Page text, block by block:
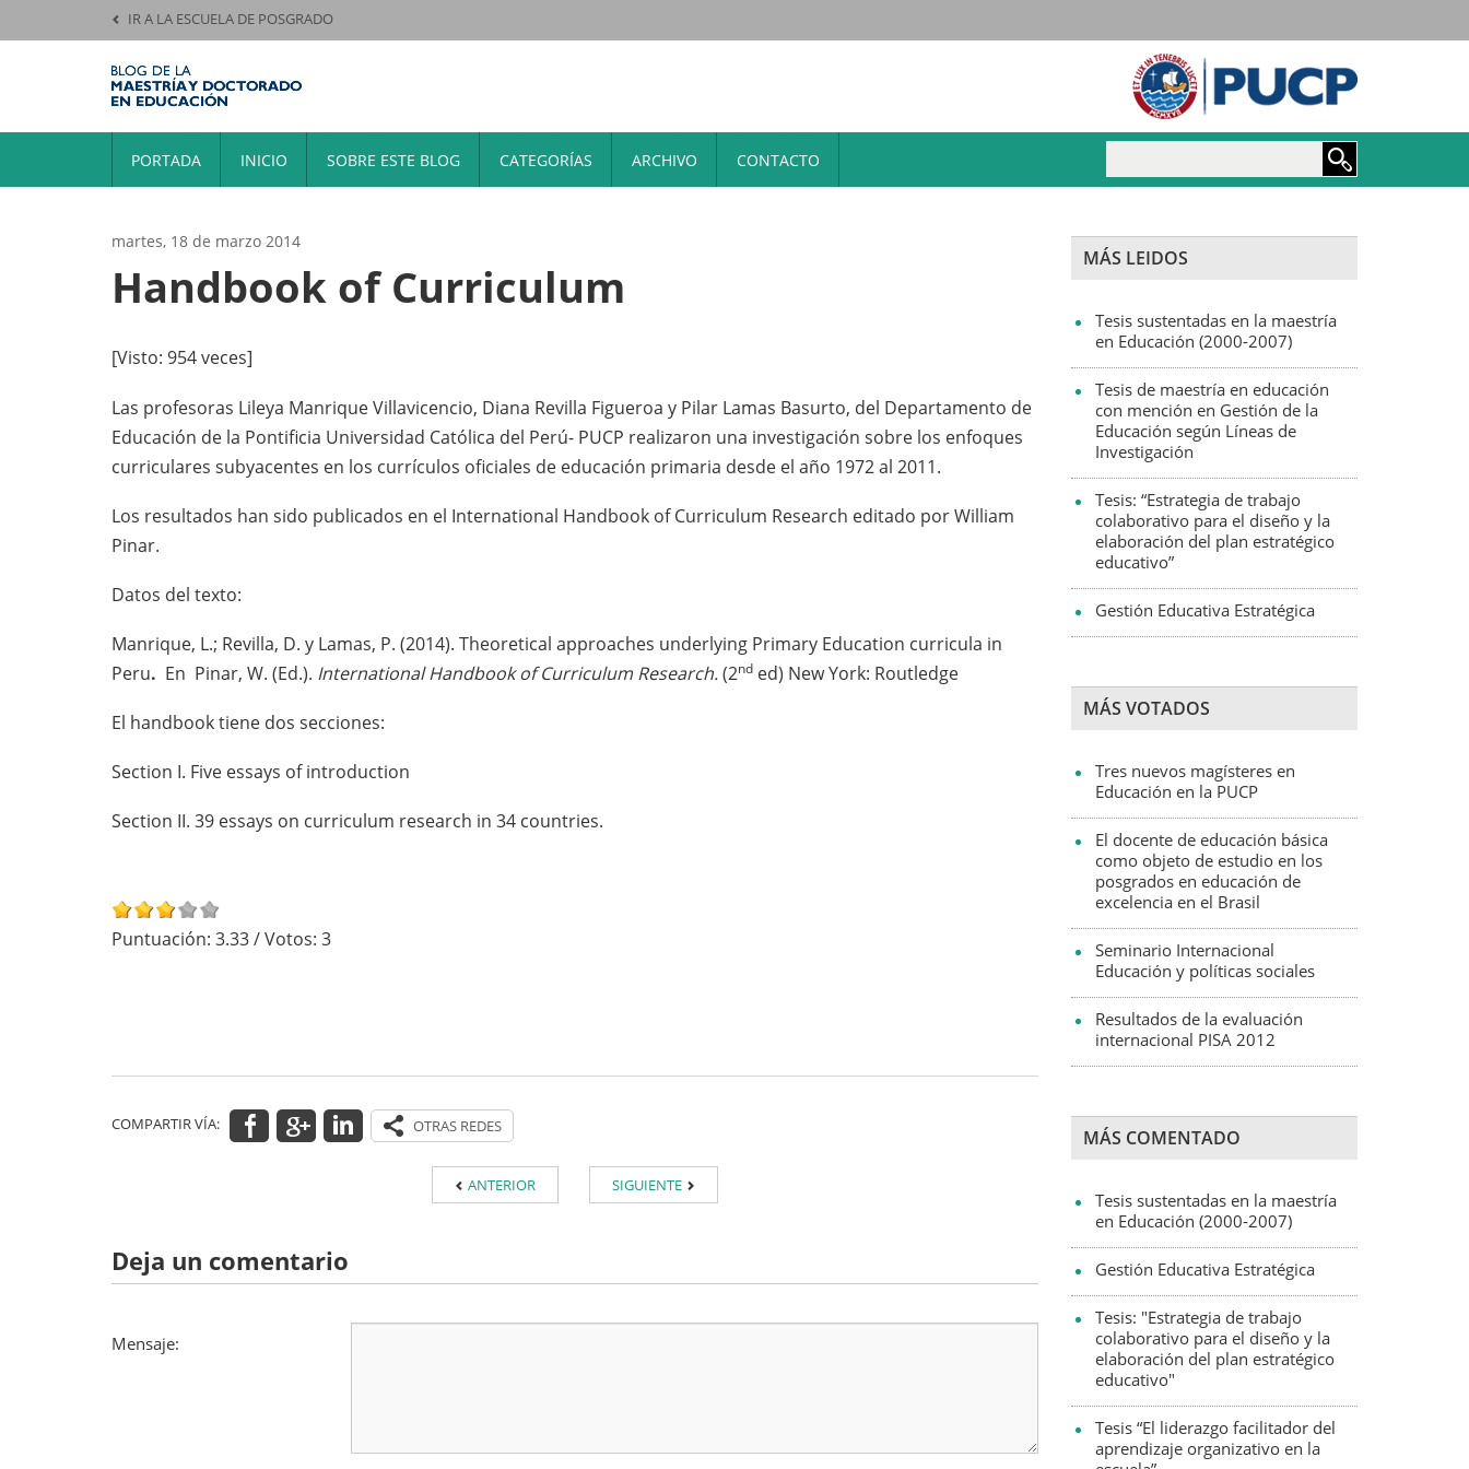
IR A LA ESCUELA DE POSGRADO Maestría y Doctorado
PORTADA INICIO SOBRE ESTE BLOG CATEGORÍAS ARCHIVO CONTACTO
martes, 18 de marzo 2014
Handbook of Curriculum
[Visto: 954 veces]
Las profesoras Lileya Manrique Villavicencio, Diana Revilla Figueroa y Pilar Lamas Basurto, del Departamento de
Educación de la Pontificia Universidad Católica del Perú- PUCP realizaron una investigación sobre los enfoques
curriculares subyacentes en los currículos oficiales de educación primaria desde el año 1972 al 2011.
Los resultados han sido publicados en el International Handbook of Curriculum Research editado por William
Pinar.
Datos del texto:
Manrique, L.; Revilla, D. y Lamas, P. (2014). Theoretical approaches underlying Primary Education curricula in
Peru. En Pinar, W. (Ed.). International Handbook of Curriculum Research.(2nd ed) New York: Routledge
El handbook tiene dos secciones:
Section I. Five essays of introduction
Section II. 39 essays on curriculum research in 34 countries.
Puntuación: 3.33/ Votos: 3
COMPARTIR VÍA:
ANTERIOR SIGUIENTE
Deja un comentario
Mensaje:
MÁS LEIDOS
Tesis sustentadas en la maestría
en Educación (2000-2007)
Tesis de maestría en educación
con mención en Gestión de la
Educación según Líneas de
Investigación
Tesis: “Estrategia de trabajo
colaborativo para el diseño y la
elaboración del plan estratégico
educativo”
Gestión Educativa Estratégica
MÁS VOTADOS
Tres nuevos magísteres en
Educación en la PUCP
El docente de educación básica
como objeto de estudio en los
posgrados en educación de
excelencia en el Brasil
Seminario Internacional
Educación y políticas sociales
Resultados de la evaluación
internacional PISA 2012
MÁS COMENTADO
Tesis sustentadas en la maestría
en Educación (2000-2007)
Gestión Educativa Estratégica
Tesis: "Estrategia de trabajo
colaborativo para el diseño y la
elaboración del plan estratégico
educativo"
Tesis “El liderazgo facilitador del
aprendizaje organizativo en la